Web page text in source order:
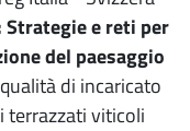
Strategie e reti per
del paesaggio
di incaricato
terrazzati viticoli